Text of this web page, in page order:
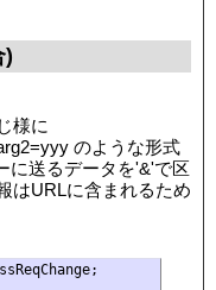
)
様に
のような形式
に送るデータを'&'で区
はURLに含まれるため